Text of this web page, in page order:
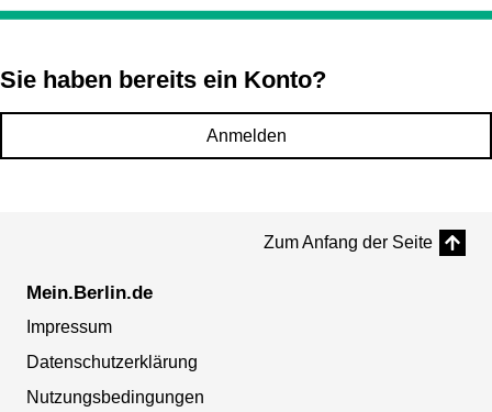
Sie haben bereits ein Konto?
Anmelden
Zum Anfang der Seite
Mein.Berlin.de
Impressum
Datenschutzerklärung
Nutzungsbedingungen